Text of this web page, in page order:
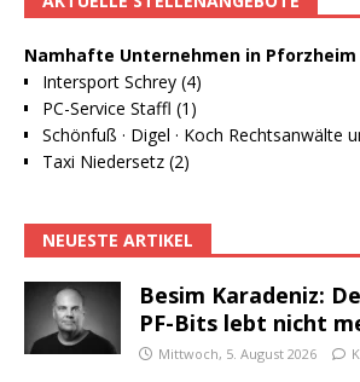
Namhafte Unternehmen in Pforzheim
Intersport Schrey (4)
PC-Service Staffl (1)
Schönfuß · Digel · Koch Rechtsanwälte
Taxi Niedersetz (2)
NEUESTE ARTIKEL
Besim Karadeniz:
PF-Bits lebt nicht
Mittwoch, 5. August 2026